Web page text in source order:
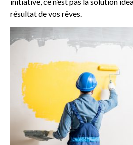
résultat de vos rêves.